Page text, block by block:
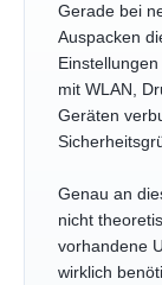
Gerade bei
Auspacken
mit WLAN,
Geräten
Genau an
nicht
vorhandene
wirklich